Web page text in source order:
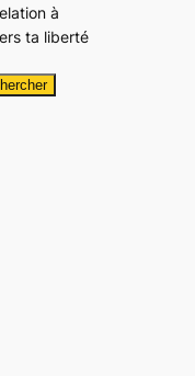
à
ta liberté